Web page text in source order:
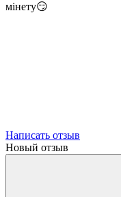
мінету😏
Написать отзыв
Новый отзыв